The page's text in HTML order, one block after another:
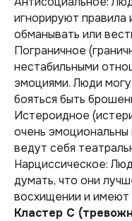
игнорируют правила
обманывать или
Пограничное
нестабильными
эмоциями. Люди
бояться быть
Истероидное
очень
ведут себя
Нарциссическое:
думать, что они
восхищении и имеют
Кластер С